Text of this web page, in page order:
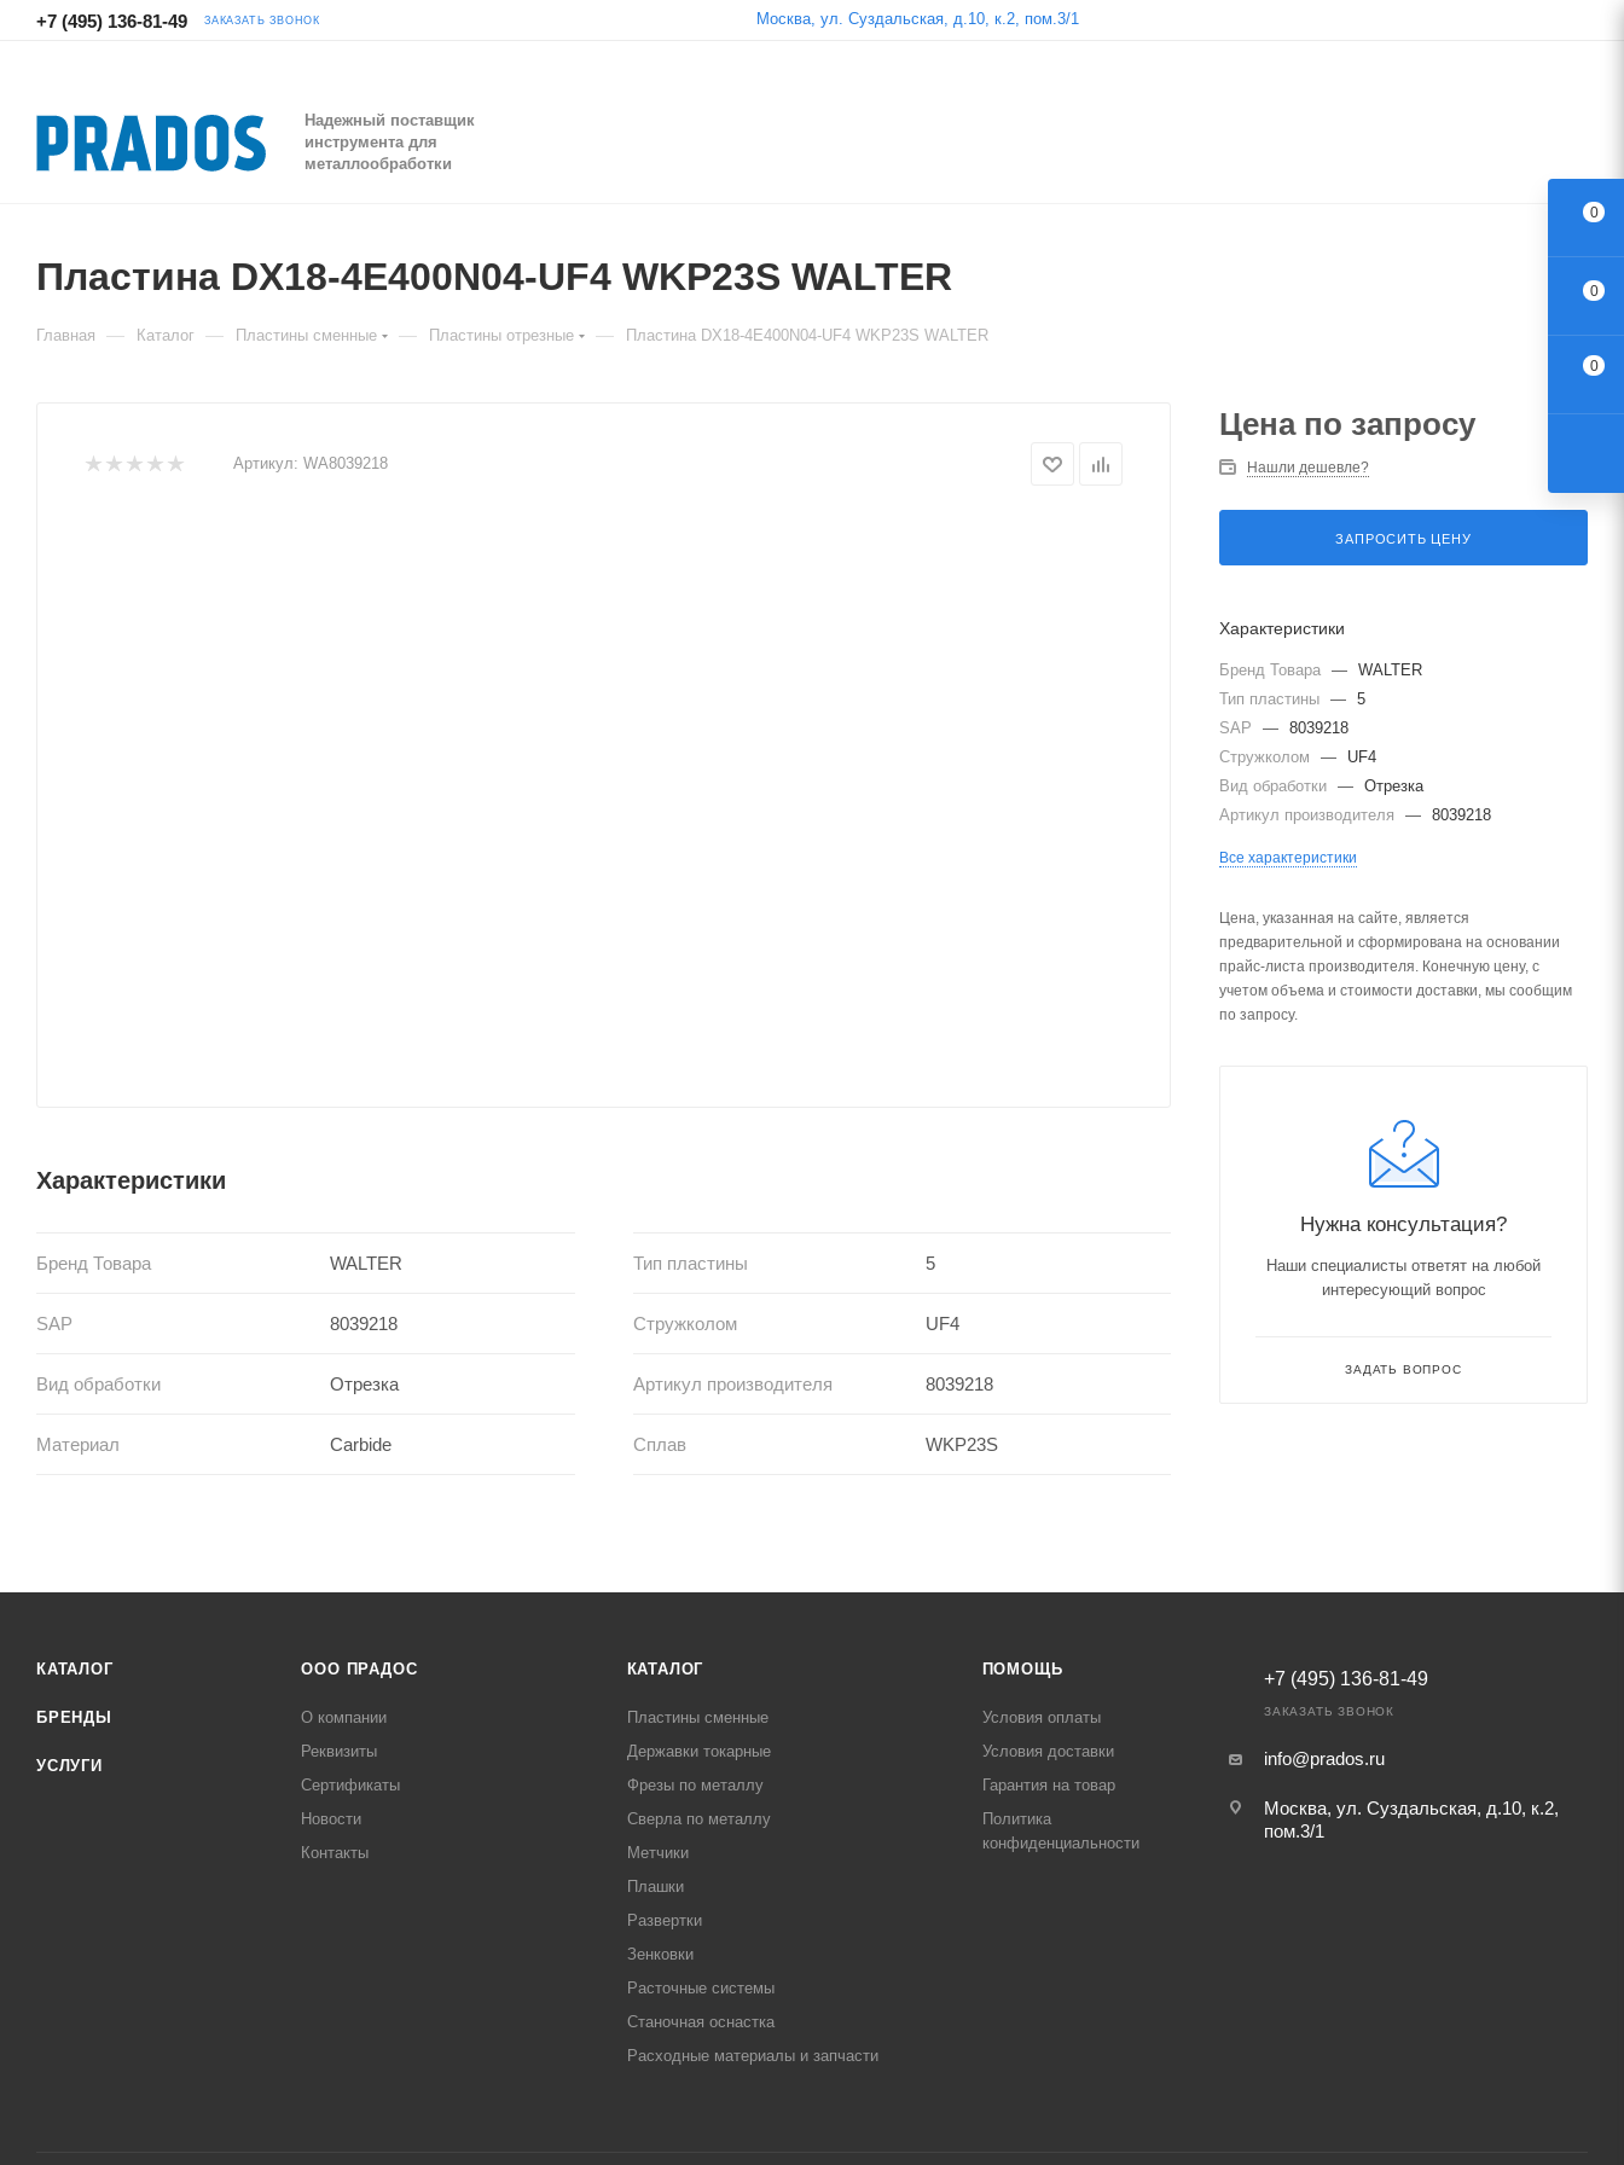
+7 (495) 136-81-49 ЗАКАЗАТЬ ЗВОНОК Москва, ул. Суздальская, д.10, к.2, пом.3/1
Надежный поставщик
инструмента для
металлообработки
Пластина DX18-4E400N04-UF4 WKP23S WALTER
Главная — Каталог — Пластины сменные — Пластины отрезные — Пластина DX18-4E400N04-UF4 WKP23S WALTER
Артикул: WA8039218
Характеристики
Бренд Товара WALTER Тип пластины 5
SAP 8039218 Стружколом UF4
Вид обработки Отрезка Артикул производителя 8039218
Материал Carbide Сплав WKP23S
Цена по запросу
Нашли дешевле?
ЗАПРОСИТЬ ЦЕНУ
Характеристики
Бренд Товара — WALTER
Тип пластины — 5
SAP
— 8039218
Стружколом
—
UF4
Вид обработки — Отрезка
Артикул производителя
— 8039218
Все характеристики
Цена, указанная на сайте, является
предварительной и сформирована на основании
прайс-листа производителя. Конечную цену, с
учетом объема и стоимости доставки, мы сообщим
по запросу.
Нужна консультация?
Наши специалисты ответят на любой
интересующий вопрос
ЗАДАТЬ ВОПРОС
КАТАЛОГ
БРЕНДЫ
УСЛУГИ
ООО ПРАДОС
О компании
Реквизиты
Сертификаты
Новости
Контакты
КАТАЛОГ
Пластины сменные
Державки токарные
Фрезы по металлу
Сверла по металлу
Метчики
Плашки
Развертки
Зенковки
Расточные системы
Станочная оснастка
Расходные материалы и запчасти
ПОМОЩЬ
Условия оплаты
Условия доставки
Гарантия на товар
Политика
конфиденциальности
+7 (495) 136-81-49
ЗАКАЗАТЬ ЗВОНОК
info@prados.ru
Москва, ул. Суздальская, д.10, к.2,
пом.3/1
0
0
0